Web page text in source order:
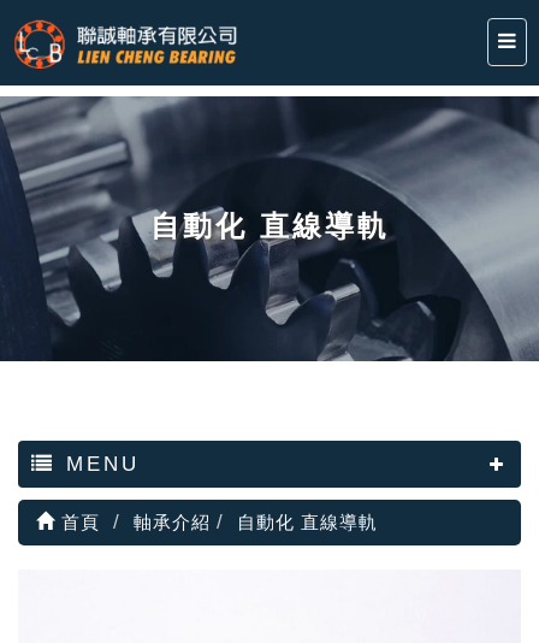
自動化 直線導軌
MENU
首頁 軸承介紹 自動化 直線導軌